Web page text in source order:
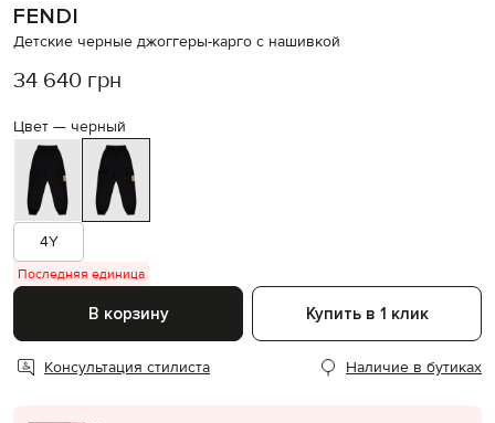
FENDI
Детские черные джоггеры-карго с нашивкой
34 640 грн
Цвет — черный
4Y
Последняя единица
В корзину Купить в 1 клик
Консультация стилиста Наличие в бутиках